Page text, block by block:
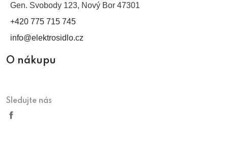
Gen. Svobody 123, Nový Bor 47301
+420 775 715 745
info@elektrosidlo.cz
O nákupu
Sledujte nás